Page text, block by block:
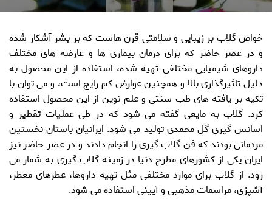
i
o
خواص گلاببر زیبایی و سلامتی قرن هاست که بر بشر آشکار شده
و در عصر حاضر که برای درمان بیماری ها و عارضه های مختلف
داروهای شیمیایی مختلفی تهیه شده، استفاده از این محصول به
دلیل تاثیرگذاری بالا و همچنین عوارض کم رایج است، و می توان با
تکیه بر یافته های طب سنتی و علم نوین از این محصول استفاده
کرد. گلاب به مایعی گفته می شود که در طی عملیات تقطیر و
اسانس گیری گل محمدی تولید می شود. ایرانیان باستان نخستین
مردمانی بودند که فن گلاب گیری را انجام دادند و در عصر حاضر نیز
ایران یکی از کشورهای مطرح دنیا در زمینه گلاب گیری به شمار می
رود. از گلاب برای موارد مختلفی مثل تهیه داروها، عطرهای معطر،
آشپزی، مراسمات مذهبی و آیینی استفاده می شود.